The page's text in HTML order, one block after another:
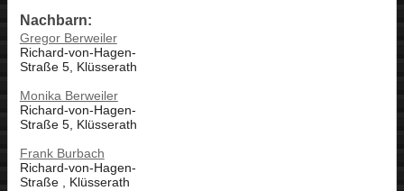
Nachbarn:
Gregor Berweiler
Richard-von-Hagen-
Straße 5, Klüsserath
Monika Berweiler
Richard-von-Hagen-
Straße 5, Klüsserath
Frank Burbach
Richard-von-Hagen-
Straße , Klüsserath